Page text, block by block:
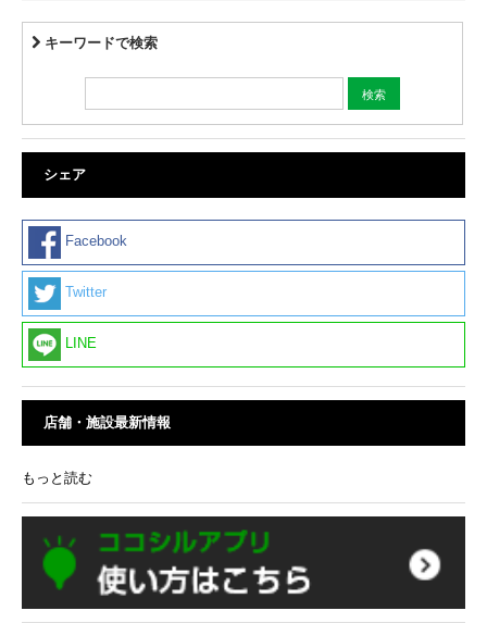
キーワードで検索
シェア
Facebook
Twitter
LINE
店舗・施設最新情報
もっと読む